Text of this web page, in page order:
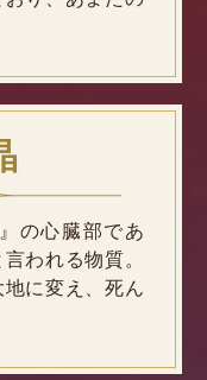
の心臓部であ
われる物質。
に変え、死ん